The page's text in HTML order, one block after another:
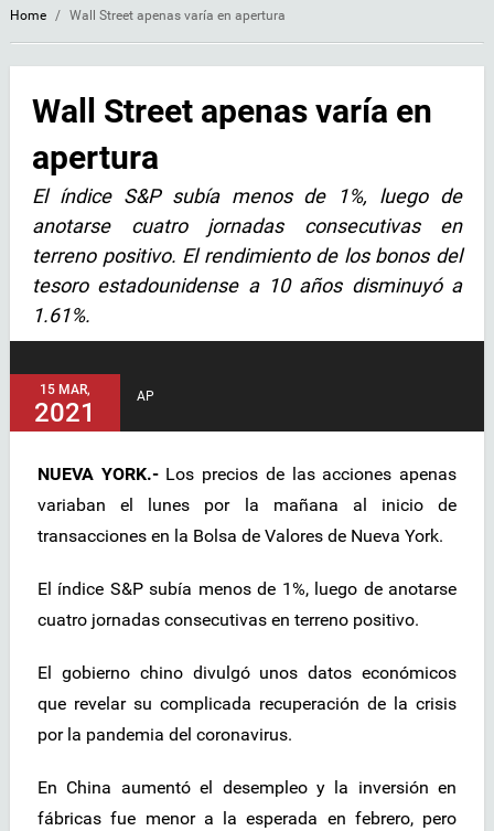
Home / Wall Street apenas varía en apertura
Wall Street apenas varía en
apertura
El índice S&P subía menos de 1%, luego de
anotarse cuatro jornadas consecutivas en
terreno positivo. El rendimiento de los bonos del
tesoro estadounidense a 10 años disminuyó a
1.61%.
15 MAR,
2021
AP
NUEVA YORK.-Los precios de las acciones apenas
variaban el lunes por la mañana al inicio de
transacciones en la Bolsa de Valores de Nueva York.
El índice S&P subía menos de 1%, luego de anotarse
cuatro jornadas consecutivas en terreno positivo.
El gobierno chino divulgó unos datos económicos
que revelar su complicada recuperación de la crisis
por la pandemia del coronavirus.
En China aumentó el desempleo y la inversión en
fábricas fue menor a la esperada en febrero, pero